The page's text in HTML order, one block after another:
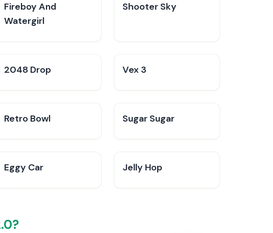
Fireboy And
Watergirl
Shooter Sky
2048 Drop Vex 3
Retro Bowl Sugar Sugar
Eggy Car Jelly Hop